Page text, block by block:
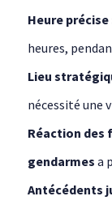
Heure précise
heures,
Lieu
nécessité une
Réaction des
gendarmes a
Antécédents